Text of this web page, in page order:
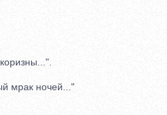
мрак ночей..."